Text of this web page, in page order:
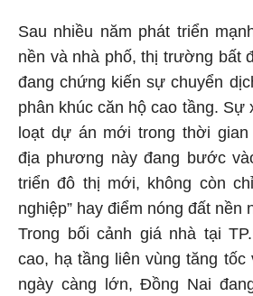
Sau nhiều năm phát triển
nền và nhà phố, thị trường bất
đang chứng kiến sự chuyển
phân khúc căn hộ cao tầng. Sự
loạt dự án mới trong thời
địa phương này đang bước
triển đô thị mới, không còn
nghiệp” hay điểm nóng đất nền
Trong bối cảnh giá nhà tại
cao, hạ tầng liên vùng tăng
ngày càng lớn, Đồng Nai